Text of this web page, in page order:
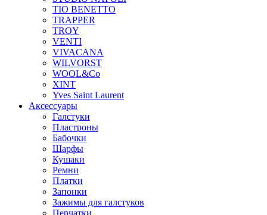
TIO BENETTO
TRAPPER
TROY
VENTI
VIVACANA
WILVORST
WOOL&Co
XINT
Yves Saint Laurent
Аксессуары
Галстуки
Пластроны
Бабочки
Шарфы
Кушаки
Ремни
Платки
Запонки
Зажимы для галстуков
Перчатки